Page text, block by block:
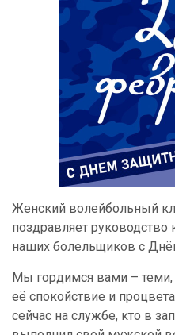
Женский волейбольный
поздравляет
наших болельщиков с
Мы гордимся вами –
её спокойствие и
сейчас на службе, кто в